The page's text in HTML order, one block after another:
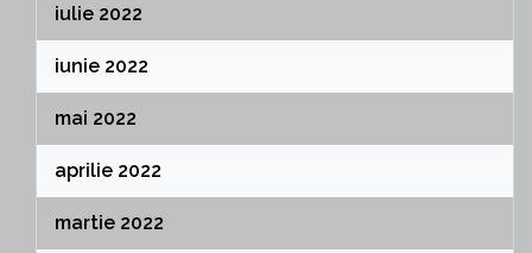
iulie 2022
iunie 2022
mai 2022
aprilie 2022
martie 2022